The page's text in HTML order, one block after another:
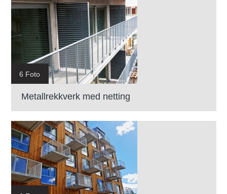
6 Foto
Metallrekkverk med netting